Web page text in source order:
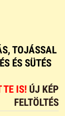
TOJÁSSAL
ÉS SÜTÉS
TE IS! ÚJ KÉP
FELTÖLTÉS